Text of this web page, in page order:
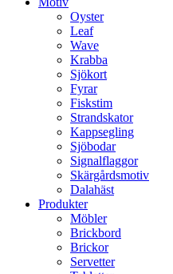
Oyster
Leaf
Wave
Krabba
Sjökort
Fyrar
Fiskstim
Strandskator
Kappsegling
Sjöbodar
Signalflaggor
Skärgårdsmotiv
Dalahäst
Produkter
Möbler
Brickbord
Brickor
Servetter